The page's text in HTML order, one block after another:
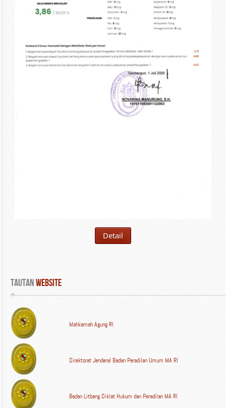
Detail
Tautan WEBSITE
Mahkamah Agung RI
Direktorat Jenderal Badan Peradilan Umum MA RI
Badan Litbang Diklat Hukum dan Peradilan MA RI